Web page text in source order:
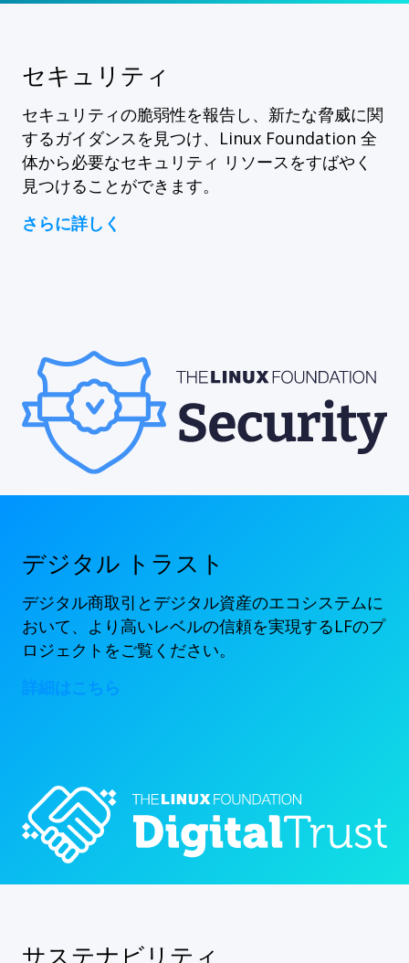
セキュリティ
セキュリティの脆弱性を報告し、新たな脅威に関
するガイダンスを見つけ、Linux Foundation 全
体から必要なセキュリティ リソースをすばやく
見つけることができます。
さらに詳しく
デジタル トラスト
デジタル商取引とデジタル資産のエコシステムに
おいて、より高いレベルの信頼を実現するLFのプ
ロジェクトをご覧ください。
詳細はこちら
サステナビリティ